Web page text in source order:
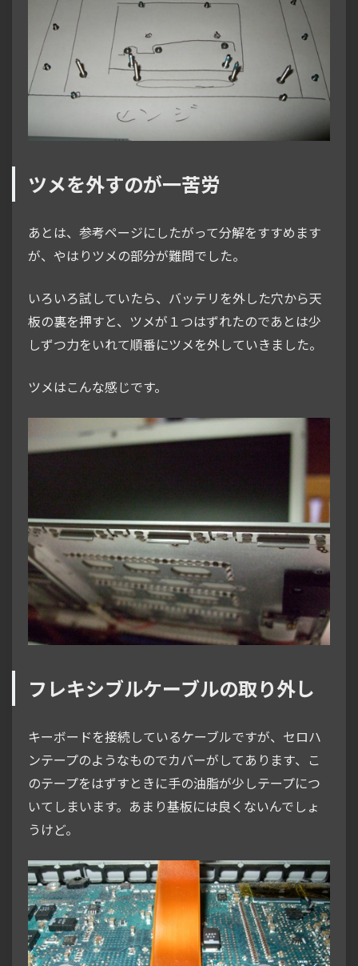
ツメを外すのが一苦労
あとは、参考ページにしたがって分解をすすめます
が、やはりツメの部分が難問でした。
いろいろ試していたら、バッテリを外した穴から天
板の裏を押すと、ツメが１つはずれたのであとは少
しずつ力をいれて順番にツメを外していきました。
ツメはこんな感じです。
フレキシブルケーブルの取り外し
キーボードを接続しているケーブルですが、セロハ
ンテープのようなものでカバーがしてあります、こ
のテープをはずすときに手の油脂が少しテープにつ
いてしまいます。あまり基板には良くないんでしょ
うけど。